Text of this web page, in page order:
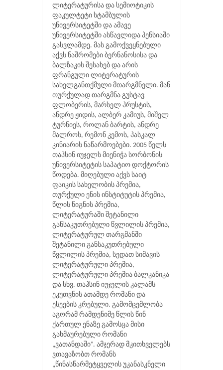
ლიტერატურისა და სემიოტიკის
ფაკულტეტი სტამბულის
უნივერსიტეტში და ამავე
უნივერსიტეტში ასწავლიდა პენსიაში
გასვლამდე. მას გამოქვეყნებული
აქვს ნაშრომები ბერნანოსისა და
ბალზაკის შესახებ და არის
ფრანგული ლიტერატურის
სახელგანთქმული მთარგმნელი. მან
თურქულად თარგმნა გუსტავ
ფლობერის, მარსელ პრუსტის,
ანდრე ჟიდის, ალბერ კამიუს, მიშელ
ტურნიეს, როლან ბარტის, ანდრე
მალროს, რემონ კემოს, პასკალ
კინიარის ნაწარმოებები. 2005 წელს
თაჰსინ იუჯელს მიენიჭა სორბონის
უნივერსიტეტის საპატიო დოქტორის
წოდება. მიღებული აქვს საიტ
ფაიკის სახელობის პრემია,
თურქული ენის ინსტიტუტის პრემია,
წლის წიგნის პრემია,
ლიტერატურაში შეტანილი
განსაკუთრებული წვლილის პრემია,
ლიტერატურულ თარგმანში
შეტანილი განსაკუთრებული
წვლილის პრემია, სედათ სიმავის
ლიტერატურული პრემია,
ლიტერატურული პრემია ბალკანიკა
და სხვ. თაჰსინ იუჯელის კალამს
ეკუთვნის ათამდე რომანი და
ესეების კრებული. გამომცემლობა
აგორამ რამდენიმე წლის წინ
ქართულ ენაზე გამოსცა მისი
გახმაურებული რომანი
„ვათანდაში“. ამჯერად მკითხველებს
ვთავაზობთ რომანს
„წინასწარმეტყველის უკანასკნელი